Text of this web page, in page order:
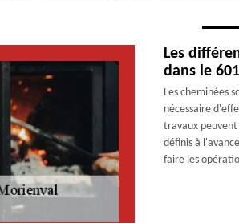
Les
dans le
Les cheminées
nécessaire
travaux peuvent
définis à
faire les